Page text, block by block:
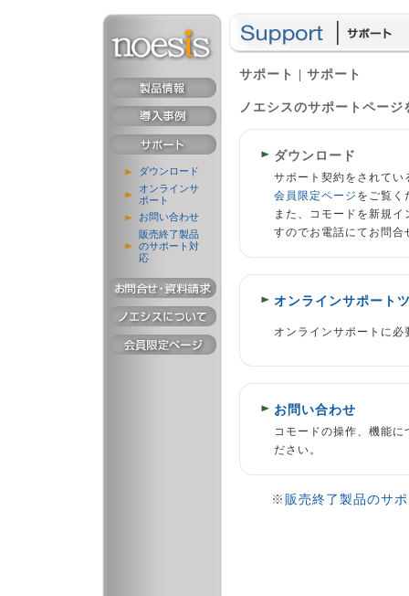
ダウンロード
オンラインサ
ポート
お問い合わせ
販売終了製品
のサポート対
応
サポート | サポート
ノエシスのサポートペー
ダウンロード
サポート契約をされて
会員限定ページ をご覧く
また、コモードを新規
すのでお電話にてお問合
オンラインサポート
オンラインサポートに必
お問い合わせ
コモードの操作、機能
ださい。
※ 販売終了製品のサ